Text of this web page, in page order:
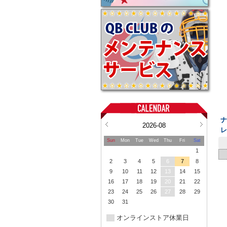
2026-08
Sun Mon Tue Wed Thu Fri Sat
1
2
3 4 5 6 7
8
9
10 11 12 13 14
15
16
17 18 19 20 21
22
23
24 25 26 27 28
29
30
31
オンラインストア休業日